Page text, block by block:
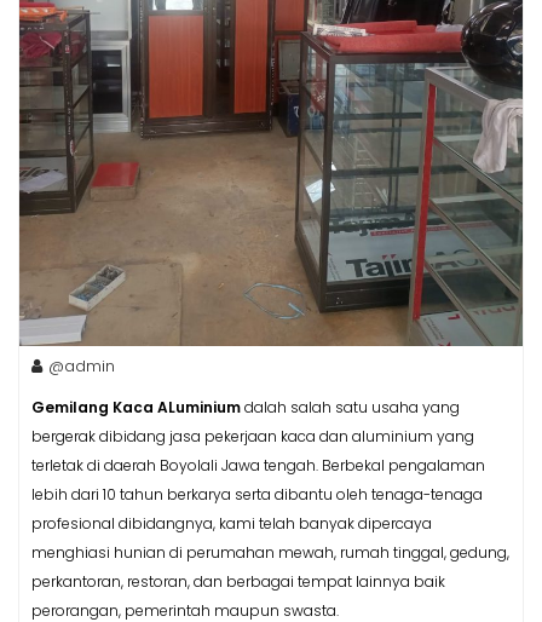
@admin
Gemilang Kaca ALuminiumdalah salah satu usaha yang
bergerak dibidang jasa pekerjaan kaca dan aluminium yang
terletak di daerah Boyolali Jawa tengah. Berbekal pengalaman
lebih dari 10 tahun berkarya serta dibantu oleh tenaga-tenaga
profesional dibidangnya, kami telah banyak dipercaya
menghiasi hunian di perumahan mewah, rumah tinggal, gedung,
perkantoran, restoran, dan berbagai tempat lainnya baik
perorangan, pemerintah maupun swasta.